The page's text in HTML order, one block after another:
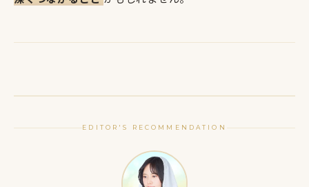
EDITOR'S RECOMMENDATION